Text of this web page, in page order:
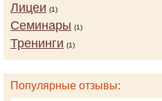
Лицеи (1)
Семинары (1)
Тренинги (1)
Популярные отзывы: